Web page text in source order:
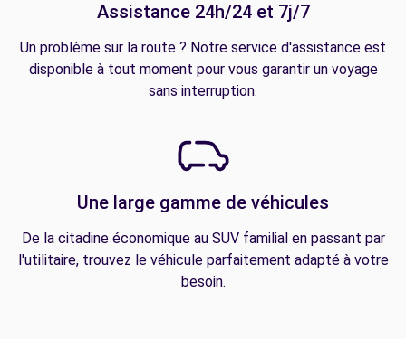
Assistance 24h/24 et 7j/7
Un problème sur la route ? Notre service d'assistance est
disponible à tout moment pour vous garantir un voyage
sans interruption.
Une large gamme de véhicules
De la citadine économique au SUV familial en passant par
l'utilitaire, trouvez le véhicule parfaitement adapté à votre
besoin.